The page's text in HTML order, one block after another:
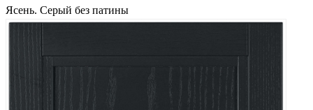
Ясень. Серый без патины